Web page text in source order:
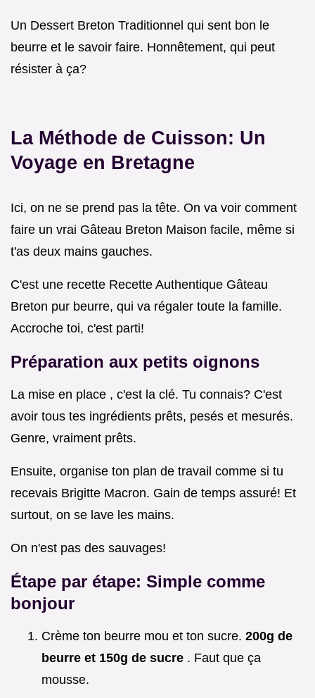
Un Dessert Breton Traditionnel qui sent bon le
beurre et le savoir faire. Honnêtement, qui peut
résister à ça?
La Méthode de Cuisson: Un
Voyage en Bretagne
Ici, on ne se prend pas la tête. On va voir comment
faire un vrai Gâteau Breton Maison facile, même si
t'as deux mains gauches.
C'est une recette Recette Authentique Gâteau
Breton pur beurre, qui va régaler toute la famille.
Accroche toi, c'est parti!
Préparation aux petits oignons
La mise en place , c'est la clé. Tu connais? C'est
avoir tous tes ingrédients prêts, pesés et mesurés.
Genre, vraiment prêts.
Ensuite, organise ton plan de travail comme si tu
recevais Brigitte Macron. Gain de temps assuré! Et
surtout, on se lave les mains.
On n'est pas des sauvages!
Étape par étape: Simple comme
bonjour
Crème ton beurre mou et ton sucre. 200g de
beurre et 150g de sucre . Faut que ça
mousse.